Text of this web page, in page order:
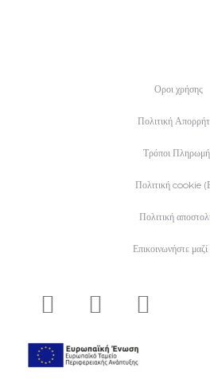
Οροι χρήσης
Πολιτική
Τρόποι
Πολιτική cookie
Πολιτική
Επικοινωνήστε